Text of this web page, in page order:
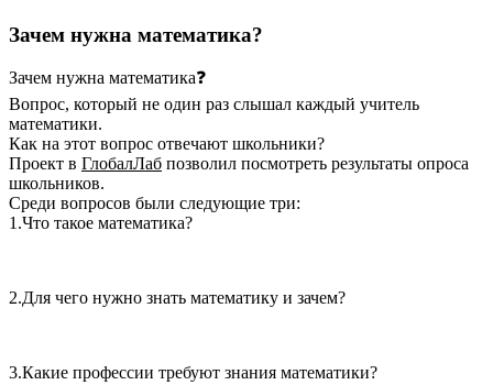
Зачем нужна математика?
Зачем нужна математика❓
Вопрос, который не один раз слышал каждый учитель
математики.
Как на этот вопрос отвечают школьники?
Проект в ГлобалЛаб позволил посмотреть результаты опроса
школьников.
Среди вопросов были следующие три:
1.Что такое математика?
2.Для чего нужно знать математику и зачем?
3.Какие профессии требуют знания математики?